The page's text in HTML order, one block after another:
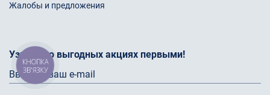
Жалобы и предложения
Узнайте о выгодных акциях первыми!
КНОПКА
ЗВ'ЯЗКУ